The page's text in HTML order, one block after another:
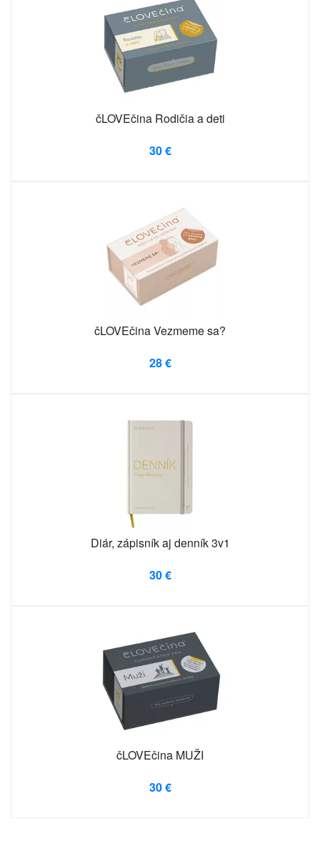
čLOVEčina Rodičia a deti
30 €
čLOVEčina Vezmeme sa?
28 €
Diár, zápisník aj denník 3v1
30 €
čLOVEčina MUŽI
30 €